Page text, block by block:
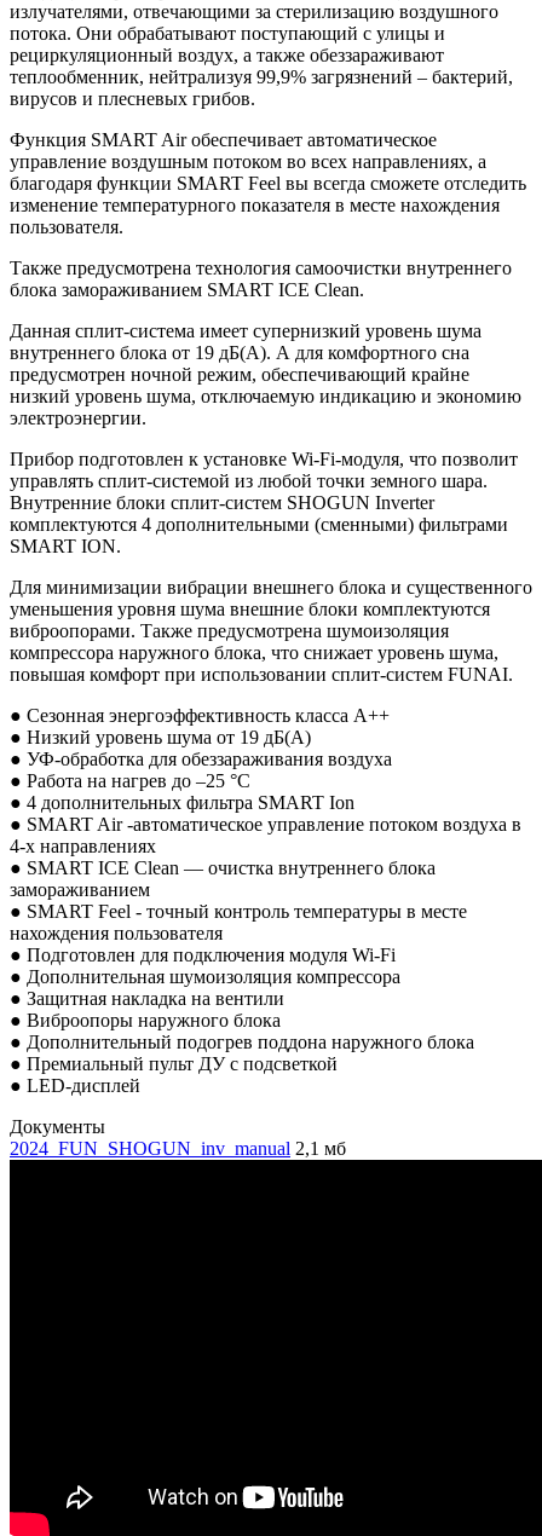
излучателями, отвечающими за стерилизацию воздушного
потока. Они обрабатывают поступающий с улицы и
рециркуляционный воздух, а также обеззараживают
теплообменник, нейтрализуя 99,9% загрязнений – бактерий,
вирусов и плесневых грибов.
Функция SMART Air обеспечивает автоматическое
управление воздушным потоком во всех направлениях, а
благодаря функции SMART Feel вы всегда сможете отследить
изменение температурного показателя в месте нахождения
пользователя.
Также предусмотрена технология самоочистки внутреннего
блока замораживанием SMART ICE Clean.
Данная сплит-система имеет супернизкий уровень шума
внутреннего блока от 19 дБ(А). А для комфортного сна
предусмотрен ночной режим, обеспечивающий крайне
низкий уровень шума, отключаемую индикацию и экономию
электроэнергии.
Прибор подготовлен к установке Wi-Fi-модуля, что позволит
управлять сплит-системой из любой точки земного шара.
Внутренние блоки сплит-систем SHOGUN Inverter
комплектуются 4 дополнительными (сменными) фильтрами
SMART ION.
Для минимизации вибрации внешнего блока и существенного
уменьшения уровня шума внешние блоки комплектуются
виброопорами. Также предусмотрена шумоизоляция
компрессора наружного блока, что снижает уровень шума,
повышая комфорт при использовании сплит-систем FUNAI.
● Сезонная энергоэффективность класса А++
● Низкий уровень шума от 19 дБ(А)
● УФ-обработка для обеззараживания воздуха
● Работа на нагрев до –25 °С
● 4 дополнительных фильтра SMART Ion
● SMART Air -автоматическое управление потоком воздуха в
4-х направлениях
● SMART ICE Clean — очистка внутреннего блока
замораживанием
● SMART Feel - точный контроль температуры в месте
нахождения пользователя
● Подготовлен для подключения модуля Wi-Fi
● Дополнительная шумоизоляция компрессора
● Защитная накладка на вентили
● Виброопоры наружного блока
● Дополнительный подогрев поддона наружного блока
● Премиальный пульт ДУ с подсветкой
● LED-дисплей
Документы
2024_FUN_SHOGUN_inv_manual 2,1 мб